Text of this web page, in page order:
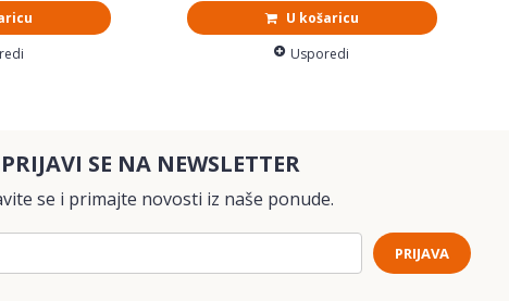
U košaricu
Usporedi
PRIJAVI SE NA NEWSLETTER
se i primajte novosti iz naše ponude.
PRIJAVA